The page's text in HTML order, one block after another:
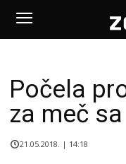
Počela
za meč
21.05.2018. | 14:18